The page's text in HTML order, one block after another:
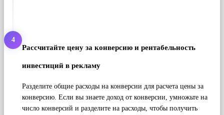
4
Рассчитайте цену за конверсию и рентабельность
инвестиций в рекламу
Разделите общие расходы на конверсии для расчета цены за
конверсию. Если вы знаете доход от конверсии, умножьте на
число конверсий и разделите на расходы, чтобы получить